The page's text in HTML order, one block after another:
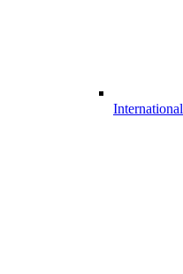
International